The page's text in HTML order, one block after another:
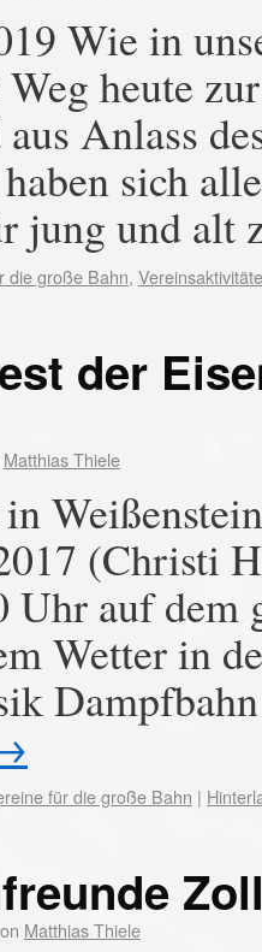
Wie in
heute
Anlass
sich
jung und
die große Bahn,
der
Matthias Thiele
(Christi
Uhr auf dem
Wetter in
für die große Bahn |
Matthias Thiele